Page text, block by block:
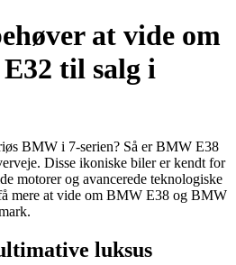
at vide om
til salg i
BMW i 7-serien? Så er BMW E38
Disse ikoniske biler er kendt for
motorer og avancerede teknologiske
mere at vide om BMW E38 og BMW
luksus